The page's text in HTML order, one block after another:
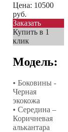
Цена: 10500
руб.
Заказать
Купить в 1
клик
Модель:
• Боковины -
Черная
экокожа
• Середина –
Коричневая
алькантара